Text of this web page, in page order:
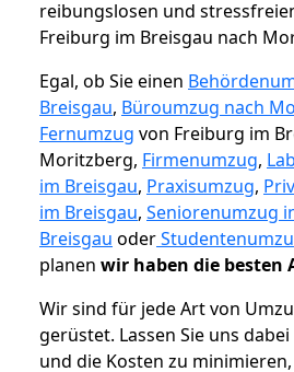
reibungslosen und
Freiburg im Breisgau nach
Egal, ob Sie einen
Breisgau, Büroumzug nach
Fernumzug von Freiburg im
Moritzberg, Firmenumzug,
im Breisgau, Praxisumzug,
im Breisgau, Seniorenumzug
Breisgau oder
planen wir haben die besten
Wir sind für jede Art von
gerüstet. Lassen Sie uns
und die Kosten zu